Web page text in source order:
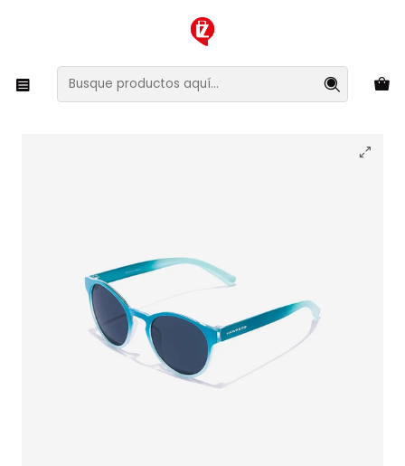
XMAS SALE ¡Compra antes de que la oferta termine!
Lentes y Accesorios Lentes de Sol
Lentes de Sol Hawkers Belair Kids HBEK24LLC0